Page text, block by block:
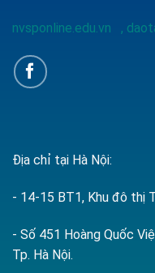
nvsponline.edu.vn ,
Địa chỉ tại Hà Nội:
- 14-15 BT1, Khu đô thị
- Số 451 Hoàng Quốc
Tp. Hà Nội.